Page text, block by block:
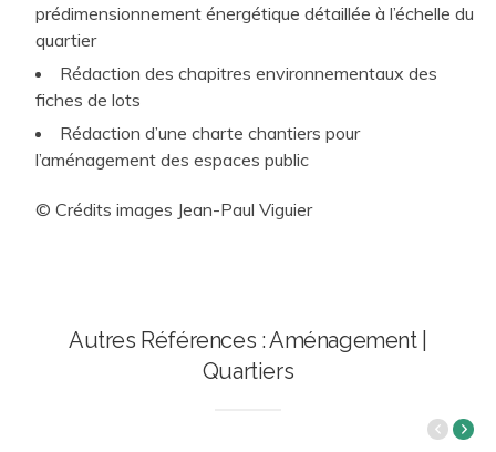
prédimensionnement énergétique détaillée à l’échelle du
quartier
Rédaction des chapitres environnementaux des
fiches de lots
Rédaction d’une charte chantiers pour
l’aménagement des espaces public
© Crédits images Jean-Paul Viguier
Autres Références : Aménagement |
Quartiers